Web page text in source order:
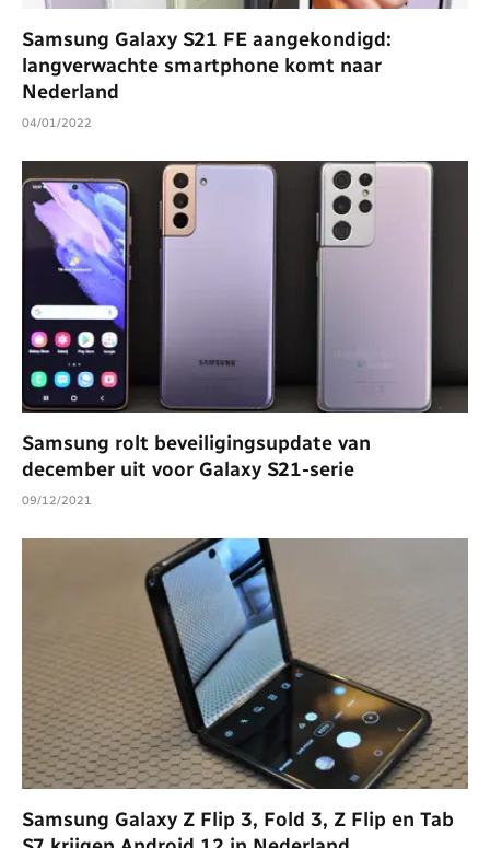
Samsung Galaxy S21 FE aangekondigd:
langverwachte smartphone komt naar
Nederland
04/01/2022
Samsung rolt beveiligingsupdate van
december uit voor Galaxy S21-serie
09/12/2021
Samsung Galaxy Z Flip 3, Fold 3, Z Flip en Tab